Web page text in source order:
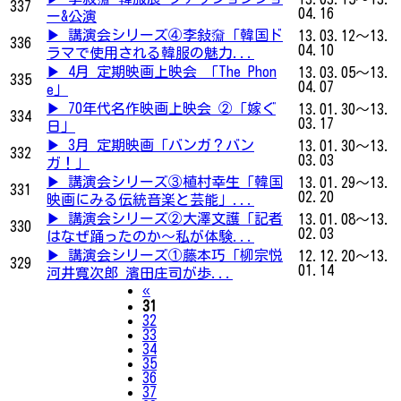
337
ー&公演
04.16
336
▶ 講演会シリーズ④李敍奫「韓国ド
ラマで使用される韓服の魅力...
13.03.12～13.
04.10
335
▶ 4月 定期映画上映会 「The Phon
e」
13.03.05～13.
04.07
334
▶ 70年代名作映画上映会 ②「嫁ぐ
日」
13.01.30～13.
03.17
332
▶ 3月 定期映画「バンガ？バン
ガ！」
13.01.30～13.
03.03
331
▶ 講演会シリーズ③植村幸生「韓国
映画にみる伝統音楽と芸能」...
13.01.29～13.
02.20
330
▶ 講演会シリーズ②大澤文護「記者
はなぜ踊ったのか～私が体験...
13.01.08～13.
02.03
329
▶ 講演会シリーズ①藤本巧「柳宗悦
河井寬次郎 濱田庄司が歩...
12.12.20～13.
01.14
«Previous
31
32
33
34
35
36
37